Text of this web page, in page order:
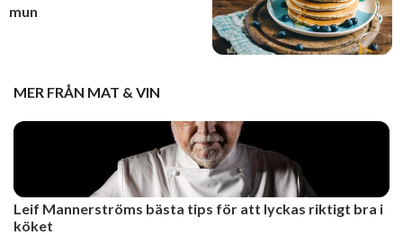
mun
MER FRÅN MAT & VIN
Leif Mannerströms bästa tips för att lyckas riktigt bra i
köket